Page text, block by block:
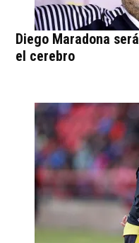
Diego Maradona
el cerebro